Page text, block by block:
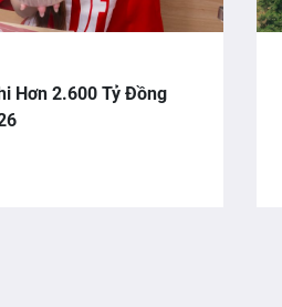
Hơn 2.600 Tỷ Đồng